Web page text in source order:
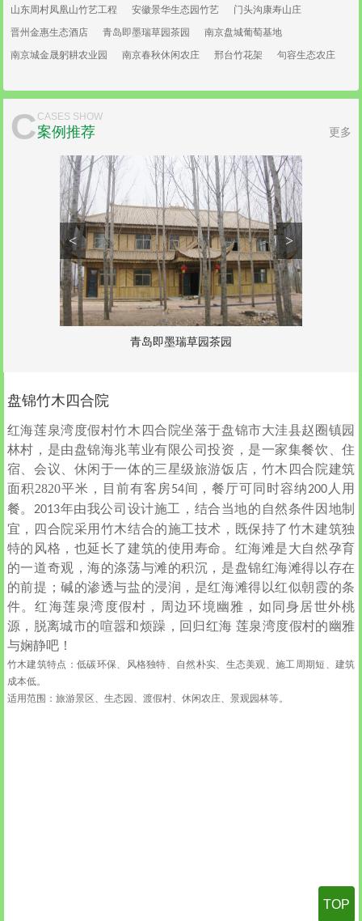
山东周村凤凰山竹艺工程
安徽景华生态园竹艺
门头沟康寿山庄
晋州金惠生态酒店
青岛即墨瑞草园茶园
南京盘城葡萄基地
南京城金晟躬耕农业园
南京春秋休闲农庄 邢台竹花架 句容生态农庄
CCASES SHOW
案例推荐 更多
青岛即墨瑞草园茶园
< >
盘锦竹木四合院
红海莲泉湾度假村竹木四合院坐落于盘锦市大洼县赵圈镇园
林村，是由盘锦海兆苇业有限公司投资，是一家集餐饮、住
宿、会议、休闲于一体的三星级旅游饭店，竹木四合院建筑
面积2820平米，目前有客房54间，餐厅可同时容纳200 人用
餐。 2013年由我公司设计施工，结合当地的自然条件因地制
宜，四合院采用竹木结合的施工技术，既保持了竹木建筑独
特的风格，也延长了建筑的使用寿命。红海滩是大自然孕育
的一道奇观，海的涤荡与滩的积沉，是盘锦红海滩得以存在
的前提；碱的渗透与盐的浸润，是红海滩得以红似朝霞的条
件。红海莲泉湾度假村，周边环境幽雅，如同身居世外桃
源，脱离城市的喧嚣和烦躁，回归红海 莲泉湾度假村的幽雅
与娴静吧！
竹木建筑特点：低碳环保、风格独特、自然朴实、生态美观、施工周期短、建筑
成本低。
适用范围：旅游景区、生态园、渡假村、休闲农庄、景观园林等。
TOP